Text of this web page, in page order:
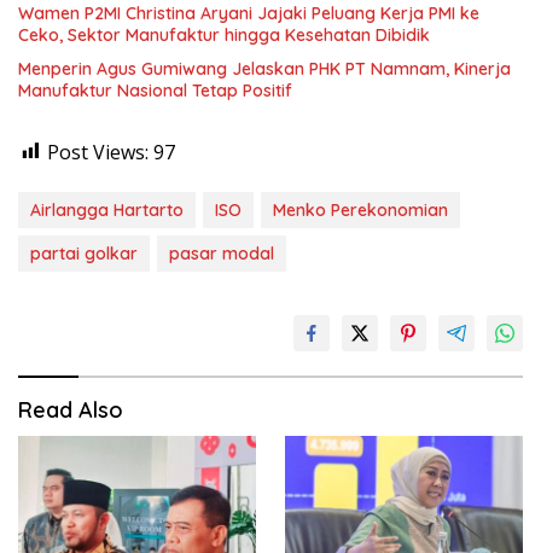
Wamen P2MI Christina Aryani Jajaki Peluang Kerja PMI ke
Ceko, Sektor Manufaktur hingga Kesehatan Dibidik
Menperin Agus Gumiwang Jelaskan PHK PT Namnam, Kinerja
Manufaktur Nasional Tetap Positif
Post Views: 97
Airlangga Hartarto ISO
Menko Perekonomian
partai golkar
pasar modal
Read Also